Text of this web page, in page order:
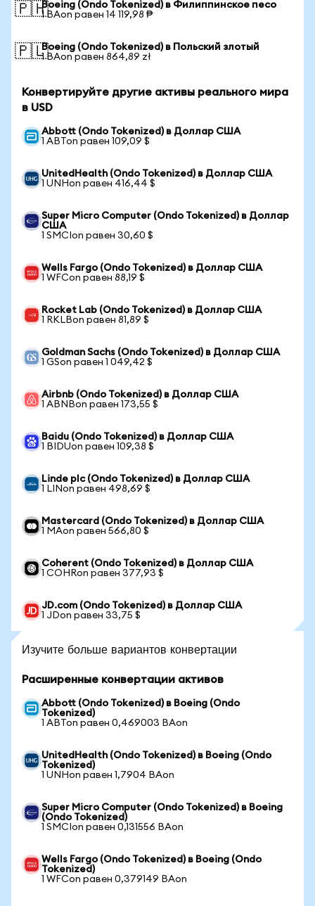
🇵🇭Boeing (Ondo Tokenized) в Филиппинское песо
1 BAon равен 14 119,98 ₱
🇵🇱Boeing (Ondo Tokenized) в Польский злотый
1 BAon равен 864,89 zł
Конвертируйте другие активы реального мира
в USD
Abbott (Ondo Tokenized) в Доллар США
1 ABTon равен 109,09 $
UnitedHealth (Ondo Tokenized) в Доллар США
1 UNHon равен 416,44 $
Super Micro Computer (Ondo Tokenized) в Доллар
США
1 SMCIon равен 30,60 $
Wells Fargo (Ondo Tokenized) в Доллар США
1 WFCon равен 88,19 $
Rocket Lab (Ondo Tokenized) в Доллар США
1 RKLBon равен 81,89 $
Goldman Sachs (Ondo Tokenized) в Доллар США
1 GSon равен 1 049,42 $
Airbnb (Ondo Tokenized) в Доллар США
1 ABNBon равен 173,55 $
Baidu (Ondo Tokenized) в Доллар США
1 BIDUon равен 109,38 $
Linde plc (Ondo Tokenized) в Доллар США
1 LINon равен 498,69 $
Mastercard (Ondo Tokenized) в Доллар США
1 MAon равен 566,80 $
Coherent (Ondo Tokenized) в Доллар США
1 COHRon равен 377,93 $
JD.com (Ondo Tokenized) в Доллар США
1 JDon равен 33,75 $
Изучите больше вариантов конвертации
Расширенные конвертации активов
Abbott (Ondo Tokenized) в Boeing (Ondo
Tokenized)
1 ABTon равен 0,469003 BAon
UnitedHealth (Ondo Tokenized) в Boeing (Ondo
Tokenized)
1 UNHon равен 1,7904 BAon
Super Micro Computer (Ondo Tokenized) в Boeing
(Ondo Tokenized)
1 SMCIon равен 0,131556 BAon
Wells Fargo (Ondo Tokenized) в Boeing (Ondo
Tokenized)
1 WFCon равен 0,379149 BAon